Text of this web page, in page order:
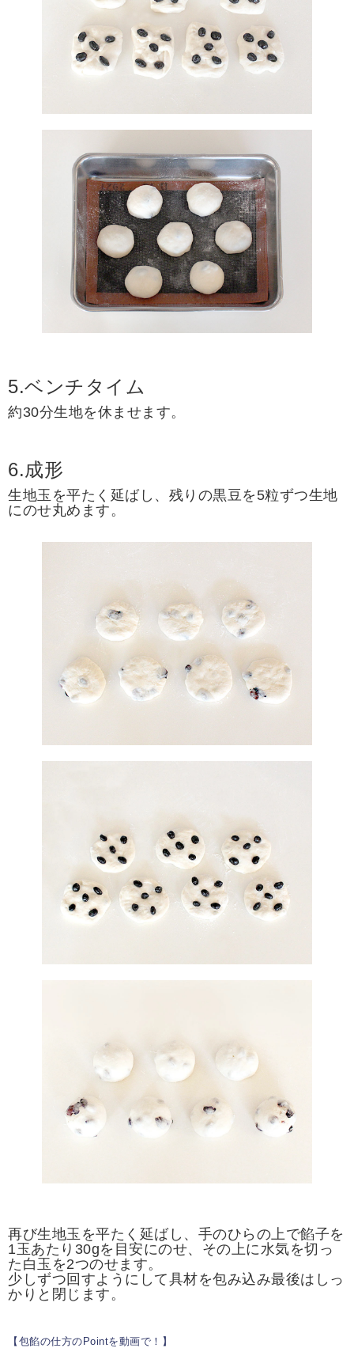
5.ベンチタイム
約30分生地を休ませます。
6.成形
生地玉を平たく延ばし、残りの黒豆を5粒ずつ生地
にのせ丸めます。
再び生地玉を平たく延ばし、手のひらの上で餡子を
1玉あたり30gを目安にのせ、その上に水気を切っ
た白玉を2つのせます。
少しずつ回すようにして具材を包み込み最後はしっ
かりと閉じます。
【包餡の仕方のPointを動画で！】